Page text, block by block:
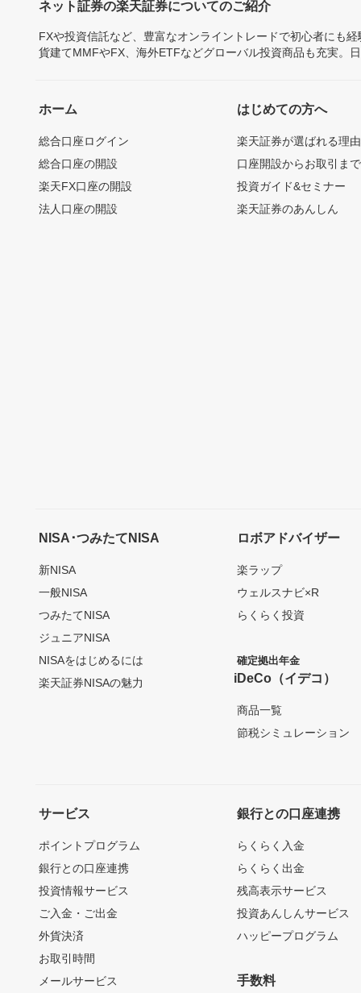
ネット証券の楽天証券についてのご紹介
FXや投資信託など、豊富なオンライントレードで初心者にも
貨建てMMFやFX、海外ETFなどグローバル投資商品も充実。
ホーム
総合口座ログイン
総合口座の開設
楽天FX口座の開設
法人口座の開設
はじめての方へ
楽天証券が選ばれる理由
口座開設からお取引ま
投資ガイド&セミナー
楽天証券のあんしん
NISA･つみたてNISA
新NISA
一般NISA
つみたてNISA
ジュニアNISA
NISAをはじめるには
楽天証券NISAの魅力
ロボアドバイザー
楽ラップ
ウェルスナビ×R
らくらく投資
確定拠出年金
iDeCo（イデコ）
商品一覧
節税シミュレーション
サービス
ポイントプログラム
銀行との口座連携
投資情報サービス
ご入金・ご出金
外貨決済
お取引時間
メールサービス
銀行との口座連携
らくらく入金
らくらく出金
残高表示サービス
投資あんしんサービス
ハッピープログラム
手数料